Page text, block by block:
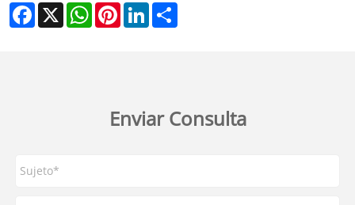
Facebook
X WhatsAppPinterestLinkedIn
Enviar Consulta